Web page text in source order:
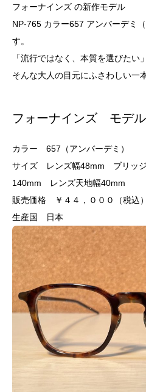
フォーナインズ の新作モデル
NP-765 カラー657 アンバーデミ
す。
「流行ではなく、本質を選びたい」
そんな大人の目元にふさわしい一
フォーナインズ モデ
カラー 657（アンバーデミ）
サイズ レンズ幅48mm ブリッ
140mm レンズ天地幅40mm
販売価格 ￥４４，０００（税込）
生産国 日本